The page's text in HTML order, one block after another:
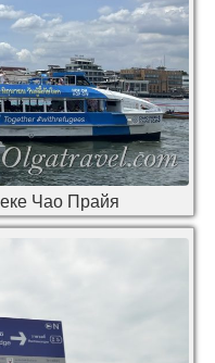
Чао Прайя